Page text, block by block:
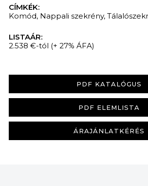
CÍMKÉK:
Komód, Nappali szekrény,
LISTAÁR:
2.538 €-tól (+ 27% ÁFA)
PDF KATALÓGUS
PDF ELEMLISTA
ÁRAJÁNLATKÉRÉS